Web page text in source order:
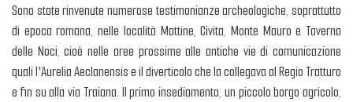
Sono state rinvenute numerose testimonianze archeologiche, soprattutto
di epoca romana, nelle località Mattine, Civita, Monte Mauro e Taverna
delle Noci, cioè nelle aree prossime alle antiche vie di comunicazione
quali l'Aurelia Aeclanensis e il diverticolo che la collegava al Regio Tratturo
e fin su alla via Traiana. Il primo insediamento, un piccolo borgo agricolo,